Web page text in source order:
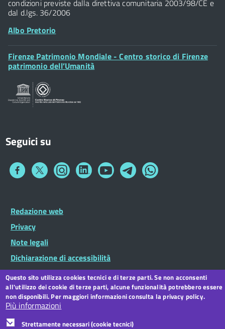
Posta Elettronica Certificata
condizioni previste dalla direttiva comunitaria 2003/98/CE e
dal d.lgs. 36/2006
Albo Pretorio
Footer
Widget
Firenze Patrimonio Mondiale - Centro storico di Firenze
patrimonio dell’Umanità
Seguici su
Collegamento
Collegamento
a
Collegamento
a
Collegamento
a
Collegamento
a
Collegamento
a
Collegamento
a
Footer
Widget
Footer
menu
Redazione web
Privacy
Note legali
Dichiarazione di accessibilità
CC BY 3.0 IT
Questo sito utilizza cookies tecnici e di terze parti. Se non acconsenti
all'utilizzo dei cookie di terze parti, alcune funzionalità potrebbero essere
non disponibili. Per maggiori informazioni consulta la privacy policy.
Più informazioni
Strettamente necessari (cookie tecnici)